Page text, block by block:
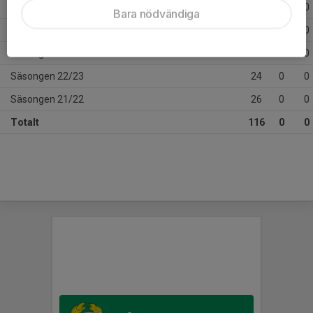
0
0
0
Säsongen 22/23 24 0 0
Säsongen 21/22 26 0 0
Totalt 116 0 0
Bara nödvändiga